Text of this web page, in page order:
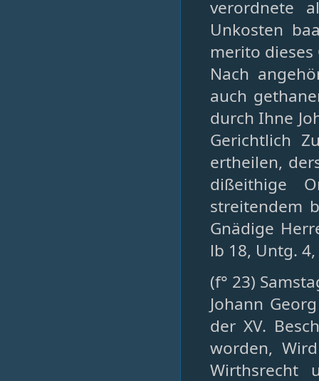
verordnete
Unkosten
merito
Nach
auch
durch Ihne
Gerichtlich
ertheilen,
dißeithige
streitendem
Gnädige
lb 18, Untg.
(f° 23)
Johann
der XV.
worden,
Wirthsrecht